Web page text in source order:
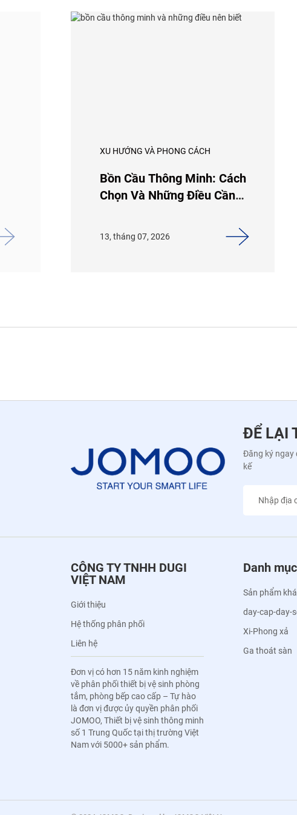
XU HƯỚNG VÀ PHONG CÁCH
Bồn Cầu Thông Minh: Cách
Chọn Và Những Điều Cần
13, tháng 07, 2026
ĐỂ LẠI
Đăng ký ngay
kế
CÔNG TY TNHH DUGI
VIỆT NAM
Giới thiệu
Hệ thống phân phối
Liên hệ
Đơn vị có hơn 15 năm kinh nghiệm
về phân phối thiết bị vệ sinh phòng
tắm, phòng bếp cao cấp – Tự hào
là đơn vị được ủy quyền phân phối
JOMOO, Thiết bị vệ sinh thông minh
số 1 Trung Quốc tại thị trường Việt
Nam với 5000+ sản phẩm.
Danh
Sản phẩm
day-cap-day-
Xi-Phong xả
Ga thoát sàn